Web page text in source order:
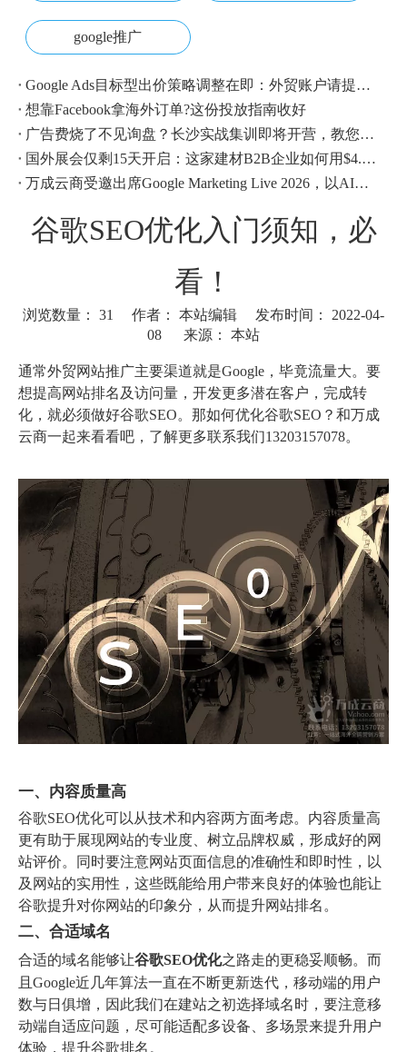
google推广
Google Ads目标型出价策略调整在即：外贸账户请提前校准
想靠Facebook拿海外订单?这份投放指南收好
广告费烧了不见询盘？长沙实战集训即将开营，教您SEM投放+GEO流量收割，把预算变成真订单
国外展会仅剩15天开启：这家建材B2B企业如何用$4.1撬动近500条本地经销商线索？
万成云商受邀出席Google Marketing Live 2026，以AI之力领航出海增长新浪潮
谷歌SEO优化入门须知，必
看！
浏览数量： 31
作者： 本站编辑 发布时间： 2022-04-
08 来源： 本站
通常外贸网站推广主要渠道就是Google，毕竟流量大。要
想提高网站排名及访问量，开发更多潜在客户，完成转
化，就必须做好谷歌SEO。那如何优化谷歌SEO？和万成
云商一起来看看吧，了解更多联系我们13203157078。
一、内容质量高
谷歌SEO优化可以从技术和内容两方面考虑。内容质量高
更有助于展现网站的专业度、树立品牌权威，形成好的网
站评价。同时要注意网站页面信息的准确性和即时性，以
及网站的实用性，这些既能给用户带来良好的体验也能让
谷歌提升对你网站的印象分，从而提升网站排名。
二、合适域名
合适的域名能够让谷歌SEO优化之路走的更稳妥顺畅。而
且Google近几年算法一直在不断更新迭代，移动端的用户
数与日俱增，因此我们在建站之初选择域名时，要注意移
动端自适应问题，尽可能适配多设备、多场景来提升用户
体验，提升谷歌排名。